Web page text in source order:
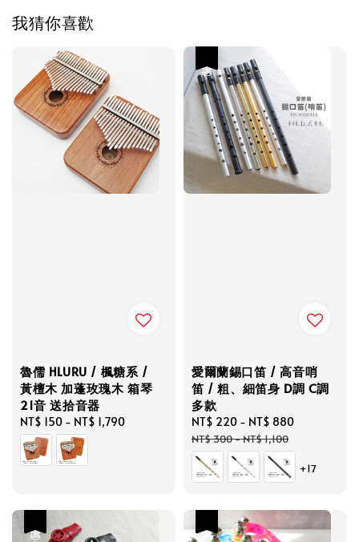
我猜你喜歡
魯儒 HLURU / 楓糖系 /
黃檀木 加蓬玫瑰木 箱琴
21音 送拾音器
Regular
price
NT$ 150 - NT$ 1,790
愛爾蘭錫口笛 / 高音哨
笛 / 粗、細笛身 D調 C調
多款
Sale
price
NT$ 220 - NT$ 880
NT$ 300-NT$ 1,100
+17